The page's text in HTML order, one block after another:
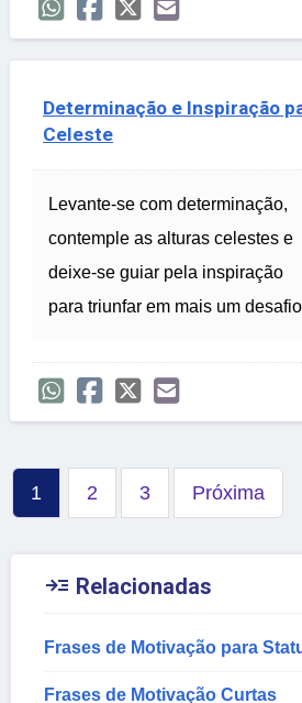
Determinação e Inspiração
Celeste
Levante-se com determinação,
contemple as alturas celestes e
deixe-se guiar pela inspiração
para triunfar em mais um
1 2 3 Próxima
 Relacionadas
Frases de Motivação para
Frases de Motivação Curtas